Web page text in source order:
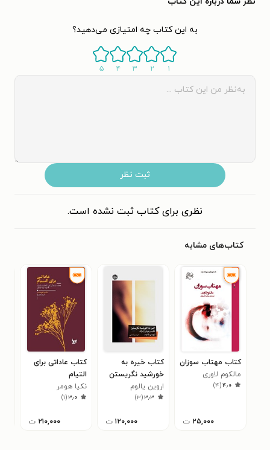
به این کتاب چه امتیازی می‌دهید؟
۱ ۲ ۳ ۴ ۵
ثبت نظر
نظری برای کتاب ثبت نشده است.
کتاب‌های مشابه
کتاب مهتاب سوزان
مالکوم لاوری
۴٫۰(۴)
۲۵,۰۰۰ ت
کتاب خیره به
خورشید نگریستن
اروین یالوم
۳٫۳(۳)
۱۲۰,۰۰۰ ت
کتاب عاداتی برای
التیام
نکیا هومر
۳٫۰(۱)
۲۱۰,۰۰۰ ت